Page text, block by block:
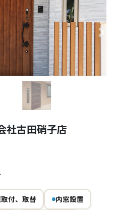
Next
社古田硝子店
付、取替 内窓設置